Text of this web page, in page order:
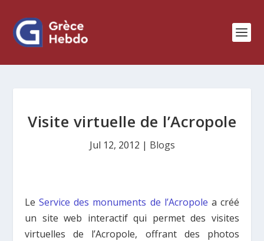
Visite virtuelle de l’Acropole
Jul 12, 2012 | Blogs
LeService des monuments de l’Acropole a créé
un site web interactif qui permet des visites
virtuelles de l’Acropole, offrant des photos